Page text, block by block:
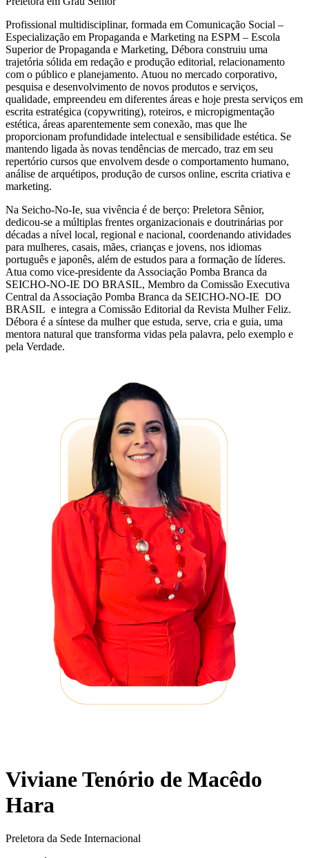
Profissional multidisciplinar, formada em Comunicação Social –
Especialização em Propaganda e Marketing na ESPM – Escola
Superior de Propaganda e Marketing, Débora construiu uma
trajetória sólida em redação e produção editorial, relacionamento
com o público e planejamento. Atuou no mercado corporativo,
pesquisa e desenvolvimento de novos produtos e serviços,
qualidade, empreendeu em diferentes áreas e hoje presta serviços em
escrita estratégica (copywriting), roteiros, e micropigmentação
estética, áreas aparentemente sem conexão, mas que lhe
proporcionam profundidade intelectual e sensibilidade estética. Se
mantendo ligada às novas tendências de mercado, traz em seu
repertório cursos que envolvem desde o comportamento humano,
análise de arquétipos, produção de cursos online, escrita criativa e
marketing.
Na Seicho-No-Ie, sua vivência é de berço: Preletora Sênior,
dedicou-se a múltiplas frentes organizacionais e doutrinárias por
décadas a nível local, regional e nacional, coordenando atividades
para mulheres, casais, mães, crianças e jovens, nos idiomas
português e japonês, além de estudos para a formação de líderes.
Atua como vice-presidente da Associação Pomba Branca da
SEICHO-NO-IE DO BRASIL, Membro da Comissão Executiva
Central da Associação Pomba Branca da SEICHO-NO-IE DO
BRASIL e integra a Comissão Editorial da Revista Mulher Feliz.
Débora é a síntese da mulher que estuda, serve, cria e guia, uma
mentora natural que transforma vidas pela palavra, pelo exemplo e
pela Verdade.
Viviane Tenório de Macêdo
Hara
Preletora da Sede Internacional